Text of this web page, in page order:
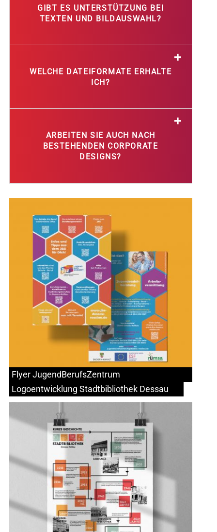
GIBT ES UNTERSTÜTZUNG BEI
TEXTEN UND BILDAUSWAHL?
WELCHE DATEIFORMATE ERHALTE
ICH?
ARBEITEN SIE AUCH NACH
BESTEHENDEN CORPORATE
DESIGNS?
Flyer JugendBerufsZentrum
Logoentwicklung Stadtbibliothek Dessau